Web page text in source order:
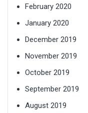
February 2020
January 2020
December 2019
November 2019
October 2019
September 2019
August 2019